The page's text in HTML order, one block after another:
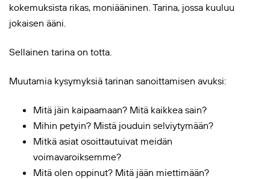
kokemuksista rikas, moniääninen. Tarina, jossa kuuluu
jokaisen ääni.
Sellainen tarina on totta.
Muutamia kysymyksiä tarinan sanoittamisen avuksi:
Mitä jäin kaipaamaan? Mitä kaikkea sain?
Mihin petyin? Mistä jouduin selviytymään?
Mitkä asiat osoittautuivat meidän
voimavaroiksemme?
Mitä olen oppinut? Mitä jään miettimään?